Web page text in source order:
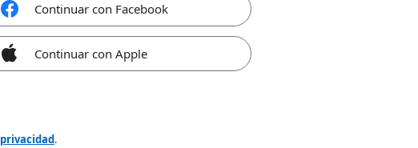
Continuar con Facebook
Continuar con Apple
.